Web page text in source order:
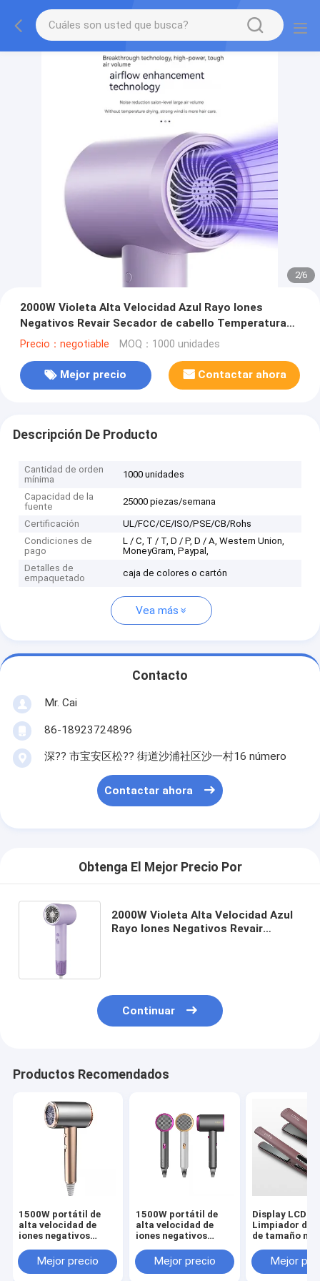
2/6
2000W Violeta Alta Velocidad Azul Rayo Iones
Negativos Revair Secador de cabello Temperatura
ajustable para uso doméstico
Precio：negotiable MOQ：1000 unidades
Mejor precio Contactar ahora
Descripción De Producto
Cantidad de orden
mínima
1000 unidades
Capacidad de la
fuente
25000 piezas/semana
Certificación
UL/FCC/CE/ISO/PSE/CB/Rohs
Condiciones de
pago
L / C, T / T, D / P, D / A, Western Union,
MoneyGram, Paypal,
Detalles de
empaquetado
caja de colores o cartón
Vea más
Contacto
Mr. Cai
86-18923724896
深?? 市宝安区松?? 街道沙浦社区沙一村16 número
Contactar ahora
Obtenga El Mejor Precio Por
2000W Violeta Alta Velocidad Azul
Rayo Iones Negativos Revair
Continuar
Productos Recomendados
1500W portátil de
alta velocidad de
iones negativos
cabello eléctrico
para el hogar sin
Mejor precio
1500W portátil de
alta velocidad de
iones negativos
cabello eléctrico
para el hogar sin
Mejor precio
Display LCD
Limpiador de
de tamaño
tecnología de
calefacción
Mejor